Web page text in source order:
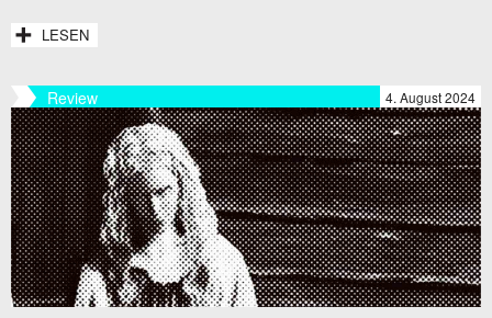
LESEN
Review 4. August 2024